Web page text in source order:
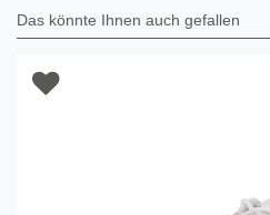
Das könnte Ihnen auch gefallen